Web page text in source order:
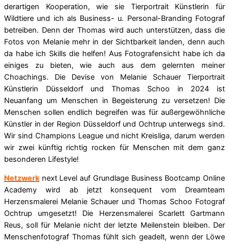
derartigen Kooperation, wie sie Tierportrait Künstlerin für
Wildtiere und ich als Business- u. Personal-Branding Fotograf
betreiben. Denn der Thomas wird auch unterstützen, dass die
Fotos von Melanie mehr in der Sichtbarkeit landen, denn auch
da habe ich Skills die helfen! Aus Fotografensicht habe ich da
einiges zu bieten, wie auch aus dem gelernten meiner
Choachings. Die Devise von Melanie Schauer Tierportrait
Künstlerin Düsseldorf und Thomas Schoo in 2024 ist
Neuanfang um Menschen in Begeisterung zu versetzen! Die
Menschen sollen endlich begreifen was für außergewöhnliche
Künstler in der Region Düsseldorf und Ochtrup unterwegs sind.
Wir sind Champions League und nicht Kreisliga, darum werden
wir zwei künftig richtig rocken für Menschen mit dem ganz
besonderen Lifestyle!
Netzwerknext Level auf Grundlage Business Bootcamp Online
Academy wird ab jetzt konsequent vom Dreamteam
Herzensmalerei Melanie Schauer und Thomas Schoo Fotograf
Ochtrup umgesetzt! Die Herzensmalerei Scarlett Gartmann
Reus, soll für Melanie nicht der letzte Meilenstein bleiben. Der
Menschenfotograf Thomas fühlt sich geadelt, wenn der Löwe